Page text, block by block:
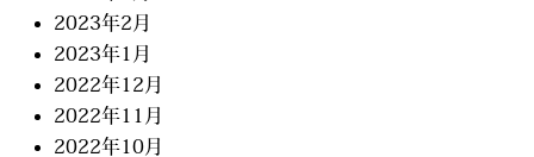
2023年2月
2023年1月
2022年12月
2022年11月
2022年10月